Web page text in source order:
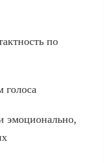
по
голоса
эмоционально,